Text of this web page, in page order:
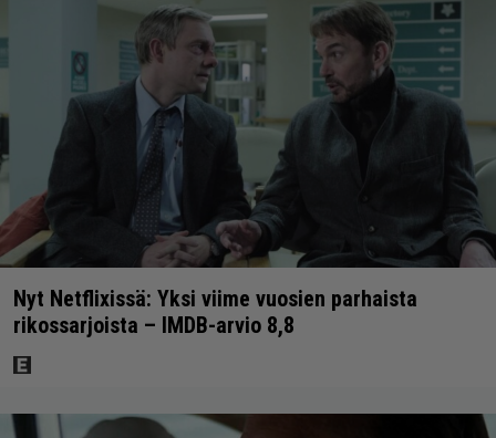
Nyt Netflixissä: Yksi viime vuosien parhaista
rikossarjoista – IMDB-arvio 8,8